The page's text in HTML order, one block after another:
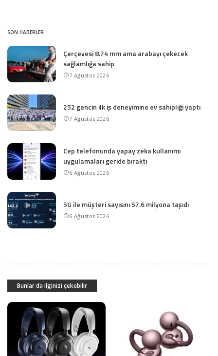
SON HABERLER
Çerçevesi 8.74 mm ama arabayı çekecek
sağlamlığa sahip
7 Ağustos 2026
252 gencin ilk iş deneyimine ev sahipliği yaptı
7 Ağustos 2026
Cep telefonunda yapay zeka kullanımı
uygulamaları geride bıraktı
6 Ağustos 2026
5G ile müşteri sayısını 57.6 milyona taşıdı
6 Ağustos 2026
Bunlar da ilginizi çekebilir